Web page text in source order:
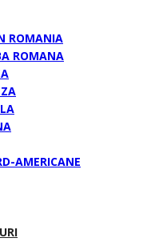
ROMANIA
ROMANA
AMERICANE